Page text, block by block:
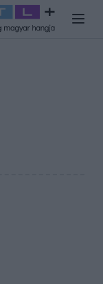
ments ki innen